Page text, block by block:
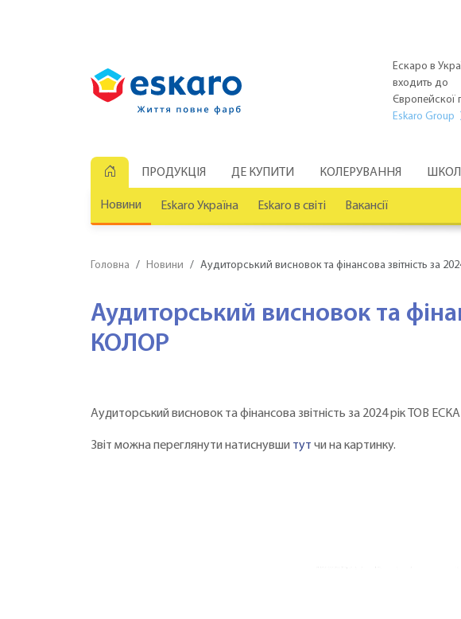
Ескаро в
входить до
Європейскої
Eskaro Group
ПРОДУКЦІЯ ДЕ КУПИТИ КОЛЕРУВАННЯ
Новини Eskaro Україна Eskaro в світі Вакансії
Головна Новини Аудиторський висновок та фінансова звітність за
Аудиторський висновок та
КОЛОР
Аудиторський висновок та фінансова звітність за 2024 рік ТОВ
Звіт можна переглянути натиснувши тут чи на картинку.